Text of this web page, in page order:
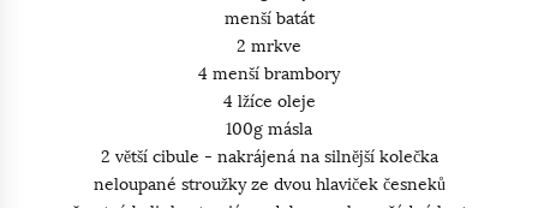
menší batát
2 mrkve
4 menší brambory
4 lžíce oleje
100g másla
2 větší cibule - nakrájená na silnější kolečka
neloupané stroužky ze dvou hlaviček česneků